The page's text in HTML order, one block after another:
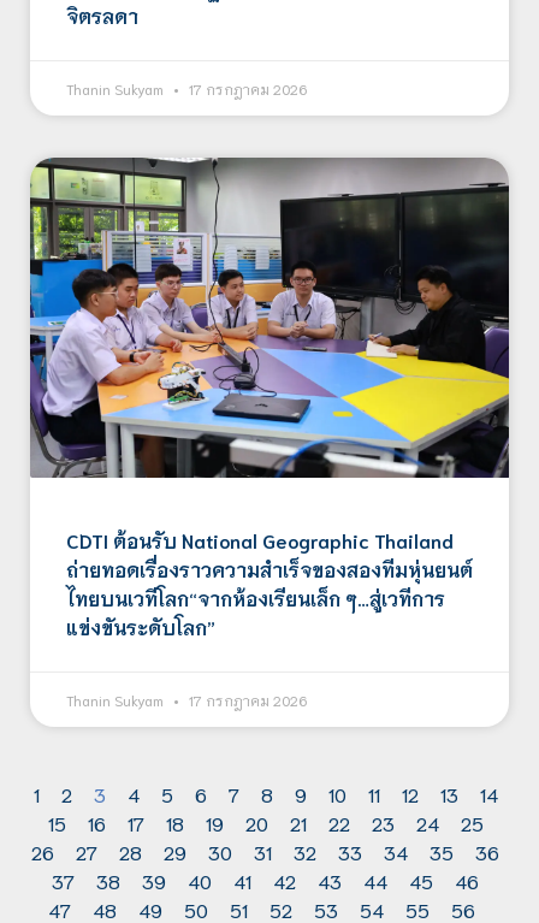
จิตรลดา
Thanin Sukyam 17 กรกฎาคม 2026
CDTI ต้อนรับ National Geographic Thailand
ถ่ายทอดเรื่องราวความสำเร็จของสองทีมหุ่นยนต์
ไทยบนเวทีโลก“จากห้องเรียนเล็ก ๆ…สู่เวทีการ
แข่งขันระดับโลก”
Thanin Sukyam 17 กรกฎาคม 2026
1 2 3 4 5 6 7 8 9 10 11 12 13
14
15
16 17 18 19 20 21 22 23 24
25
26
27 28 29 30 31 32 33 34 35
36
37
38 39 40 41 42 43 44 45
46
47
48 49 50 51 52 53 54 55
56